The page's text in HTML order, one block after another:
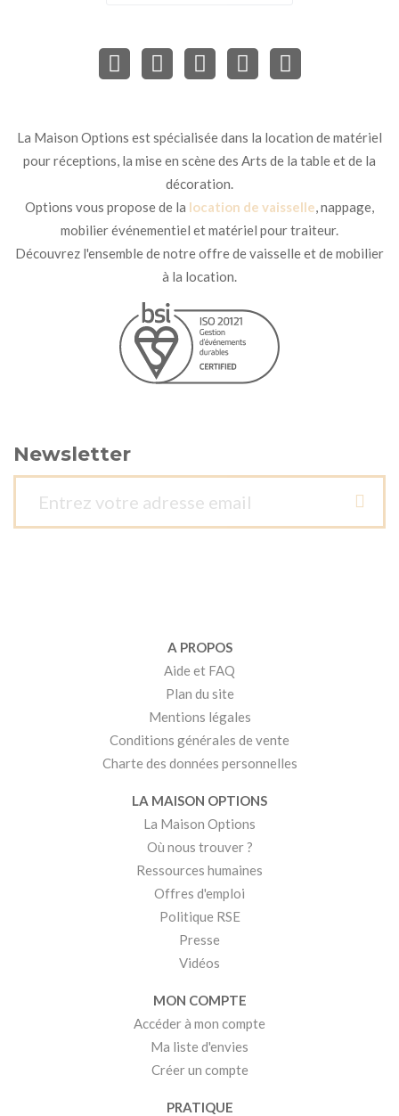
La Maison Options est spécialisée dans la location de matériel
pour réceptions, la mise en scène des Arts de la table et de la
décoration.
Options vous propose de la location de vaisselle, nappage,
mobilier événementiel et matériel pour traiteur.
Découvrez l'ensemble de notre offre de vaisselle et de mobilier
à la location.
Newsletter
A PROPOS
Aide et FAQ
Plan du site
Mentions légales
Conditions générales de vente
Charte des données personnelles
LA MAISON OPTIONS
La Maison Options
Où nous trouver ?
Ressources humaines
Offres d'emploi
Politique RSE
Presse
Vidéos
MON COMPTE
Accéder à mon compte
Ma liste d'envies
Créer un compte
PRATIQUE